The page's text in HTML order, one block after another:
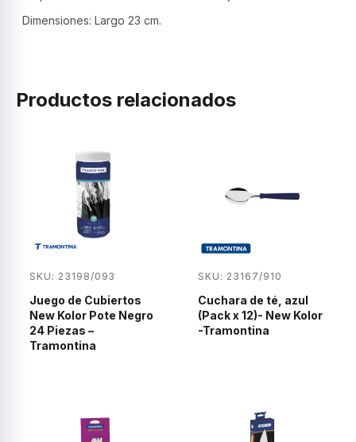
Dimensiones: Largo 23 cm.
Productos relacionados
SKU: 23198/093
Juego de Cubiertos
New Kolor Pote Negro
24 Piezas –
Tramontina
SKU: 23167/910
Cuchara de té, azul
(Pack x 12)- New Kolor
-Tramontina